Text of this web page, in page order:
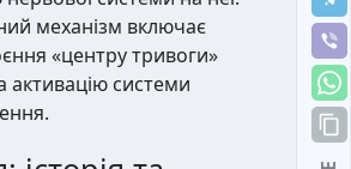
механізм включає
«центру тривоги»
активацію системи